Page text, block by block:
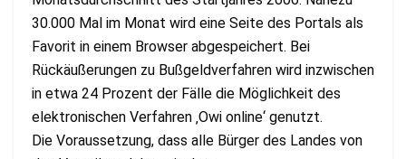
30.000 Mal im Monat wird eine Seite des Portals als
Favorit in einem Browser abgespeichert. Bei
Rückäußerungen zu Bußgeldverfahren wird inzwischen
in etwa 24 Prozent der Fälle die Möglichkeit des
elektronischen Verfahren ‚Owi online‘ genutzt.
Die Voraussetzung, dass alle Bürger des Landes von